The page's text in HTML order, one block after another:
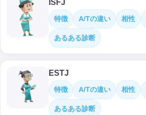
ISFJ
特徴 A/Tの違い 相性
あるある診断
ESTJ
特徴 A/Tの違い 相性
あるある診断